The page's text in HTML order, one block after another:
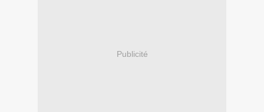
Publicité